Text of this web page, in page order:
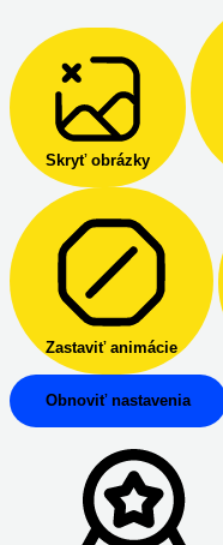
Skryť obrázky
Zastaviť animácie
Obnoviť nastavenia